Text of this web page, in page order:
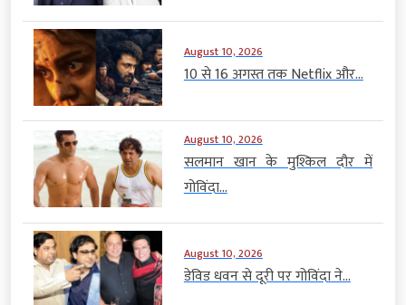
August 10, 2026
10 से 16 अगस्त तक Netflix और...
August 10, 2026
सलमान खान के मुश्किल दौर में
गोविंदा...
August 10, 2026
डेविड धवन से दूरी पर गोविंदा ने...